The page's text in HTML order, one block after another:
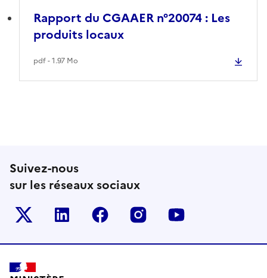
Rapport du CGAAER n°20074 : Les
produits locaux
pdf - 1.97 Mo
Suivez-nous
sur les réseaux sociaux
Le ministère sur Twitter
Le ministère sur LinkedIn
Le ministère sur Facebook
Le ministère sur
Pied de page